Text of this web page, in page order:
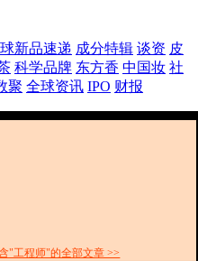
妆
营
+
新品速递 成分特辑 谈资 皮
科学品牌 东方香 中国妆 社
聚 全球资讯 IPO 财报
"工程师"的全部文章 >>